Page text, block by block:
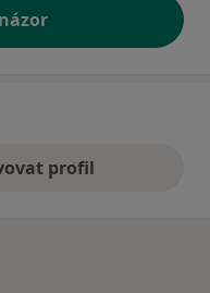
profil